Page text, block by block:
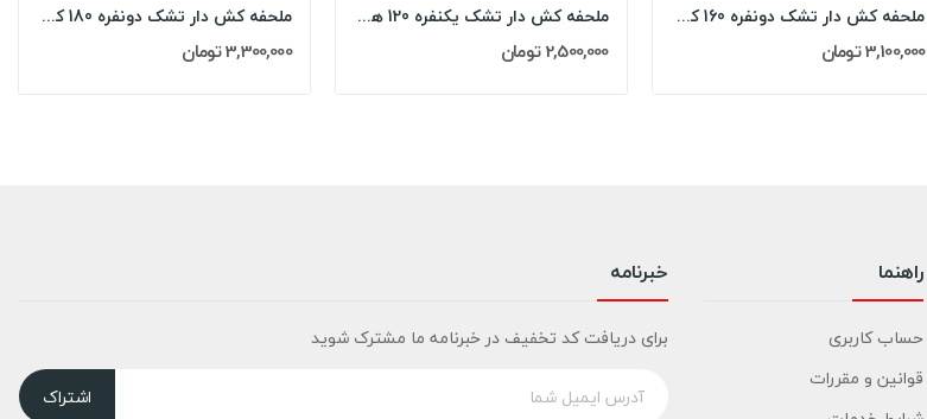
ملحفه کش دار تشک دونفره 180 کینگ هرمس HERMES...
3,300,000 تومان
ملحفه کش دار تشک یکنفره 120 هرمس HERMES رنگ:...
2,500,000 تومان
ملحفه کش دار تشک دونفره 160 کویین هرمس HERMES...
3,100,000 تومان
راهنما
حساب کاربری
قوانین و مقررات
خبرنامه
برای دریافت کد تخفیف در خبرنامه ما مشترک شوید
اشتراک